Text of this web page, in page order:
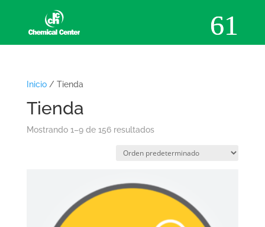
Inicio/ Tienda
Tienda
Mostrando 1–9 de 156 resultados